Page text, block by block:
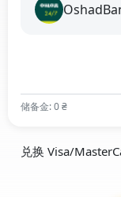
储备金: 0 ₴
兑换 Visa/